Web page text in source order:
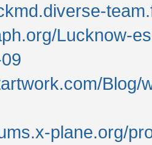
Lucknow-
Blog/
plane.org/